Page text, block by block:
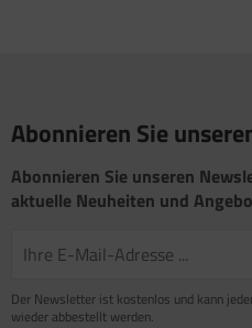
Abonnieren Sie
Abonnieren Sie unseren
aktuelle Neuheiten und
Der Newsletter ist kostenlos und kann
wieder abbestellt werden.